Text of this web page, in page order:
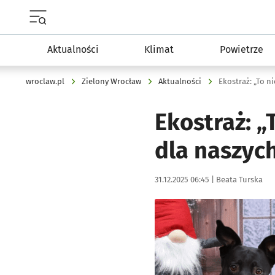
Aktualności Klimat Powietrze
wroclaw.pl Zielony Wrocław Aktualności Ekostraż: „To
Ekostraż:
dla
Data publikacji:
31.12.2025 06:45 | Autor:
Beata Turska
Kliknij, aby zobaczyć